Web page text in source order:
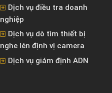
Dịch vụ điều tra doanh
nghiệp
Dịch vụ dò tìm thiết bị
nghe lén định vị camera
Dịch vụ giám định ADN